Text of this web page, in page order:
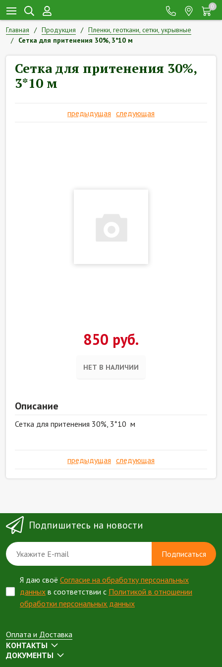
0
Главная Продукция
Пленки, геоткани, сетки, укрывные
Сетка для притенения 30%, 3*10 м
Сетка для притенения 30%,
3*10 м
предыдущая следующая
850 руб.
НЕТ В НАЛИЧИИ
Описание
Сетка для притенения 30%, 3*10 м
предыдущая следующая
Подпишитесь на новости
Подписаться
Я даю своё Согласие на обработку персональных
данных в соответствии с Политикой в отношении
обработки персональных данных
Оплата и Доставка
КОНТАКТЫ
ДОКУМЕНТЫ